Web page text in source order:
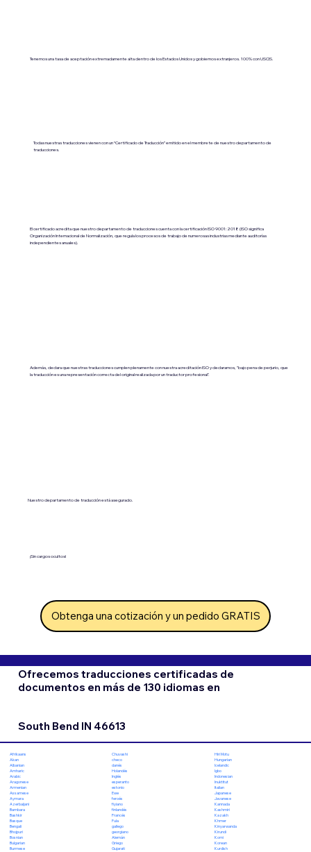
Tenemos una tasa de aceptación extremadamente alta dentro de los Estados Unidos y gobiernos extranjeros. 100% con USCIS.
Todas nuestras traducciones vienen con un “Certificado de Traducción” emitido en el membrete de nuestro departamento de
traducciones.
El certificado acredita que nuestro departamento de traducciones cuenta con la certificación ISO 9001:2018 (ISO significa
Organización Internacional de Normalización, que regula los procesos de trabajo de numerosas industrias mediante auditorías
independientes anuales).
Además, declara que nuestras traducciones cumplen plenamente con nuestra acreditación ISO y declaramos, "bajo pena de perjurio, que
la traducción es una representación correcta del original realizada por un traductor profesional".
Nuestro departamento de traducción está asegurado.
¡Sin cargos ocultos!
Obtenga una cotización y un pedido GRATIS
Ofrecemos traducciones certificadas de
documentos en más de 130 idiomas en
South Bend IN 46613
Afrikaans
Akan
Albanian
Amharic
Arabic
Aragonese
Armenian
Assamese
Aymara
Azerbaijani
Bambara
Bashkir
Basque
Bengali
Bhojpuri
Bosnian
Bulgarian
Burmese
Chuvashi
checo
danés
Holandés
Inglés
esperanto
estonio
Ewe
feroés
fiyiano
finlandés
Francés
Fula
gallego
georgiano
Alemán
Griego
Gujarati
Hiri Motu
Hungarian
Icelandic
Igbo
Indonesian
Inuktitut
Italian
Japanese
Javanese
Kannada
Kashmiri
Kazakh
Khmer
Kinyarwanda
Kirundi
Komi
Korean
Kurdish